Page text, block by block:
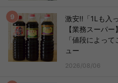
激安!!「1Lも入
【業務スーパ
「値段によっ
ュー
2026/08/06